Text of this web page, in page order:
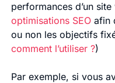
performances d’un
optimisations SEOafin
ou non les objectifs
comment l’utiliser ?)
Par exemple, si vous